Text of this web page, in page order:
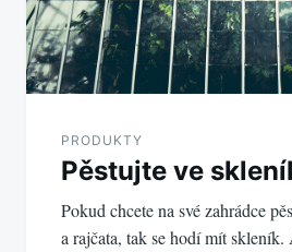
PRODUKTY
Pěstujte ve
Pokud chcete na své zahrádce
a rajčata, tak se hodí mít